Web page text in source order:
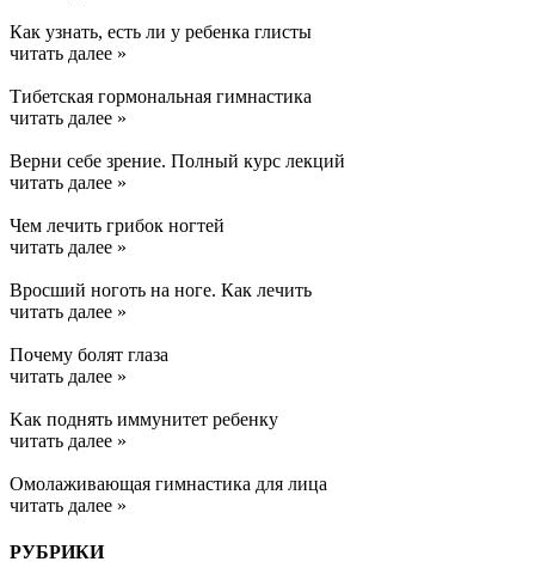
Как узнать, есть ли у ребенка глисты
читать далее »
Тибетская гормональная гимнастика
читать далее »
Верни себе зрение. Полный курс лекций
читать далее »
Чем лечить грибок ногтей
читать далее »
Вросший ноготь на ноге. Как лечить
читать далее »
Почему болят глаза
читать далее »
Kак поднять иммунитет ребенку
читать далее »
Омолаживающая гимнастика для лица
читать далее »
РУБРИКИ